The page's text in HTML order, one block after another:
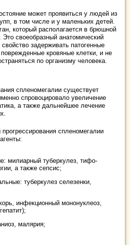
может проявиться у людей из
в том числе и у маленьких детей.
который располагается в брюшной
своеобразный анатомический
задерживать патогенные
кровяные клетки, и не
по организму человека.
спленомегалии существует
спровоцировало увеличение
а также дальнейшее лечение
спленомегалии
милиарный туберкулез, тифо-
а также сепсис;
туберкулез селезенки,
инфекционный мононуклеоз,
малярия;